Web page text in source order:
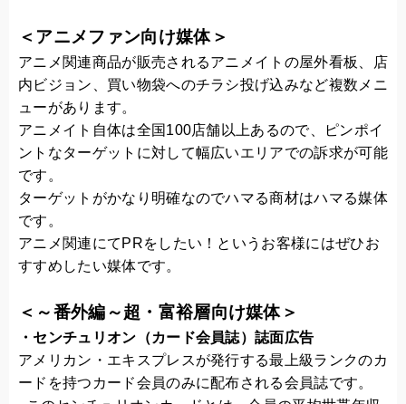
＜アニメファン向け媒体＞
アニメ関連商品が販売されるアニメイトの屋外看板、店
内ビジョン、買い物袋へのチラシ投げ込みなど複数メニ
ューがあります。
アニメイト自体は全国100店舗以上あるので、ピンポイ
ントなターゲットに対して幅広いエリアでの訴求が可能
です。
ターゲットがかなり明確なのでハマる商材はハマる媒体
です。
アニメ関連にてPRをしたい！というお客様にはぜひお
すすめしたい媒体です。
＜～番外編～超・富裕層向け媒体＞
・センチュリオン（カード会員誌）誌面広告
アメリカン・エキスプレスが発行する最上級ランクのカ
ードを持つカード会員のみに配布される会員誌です。